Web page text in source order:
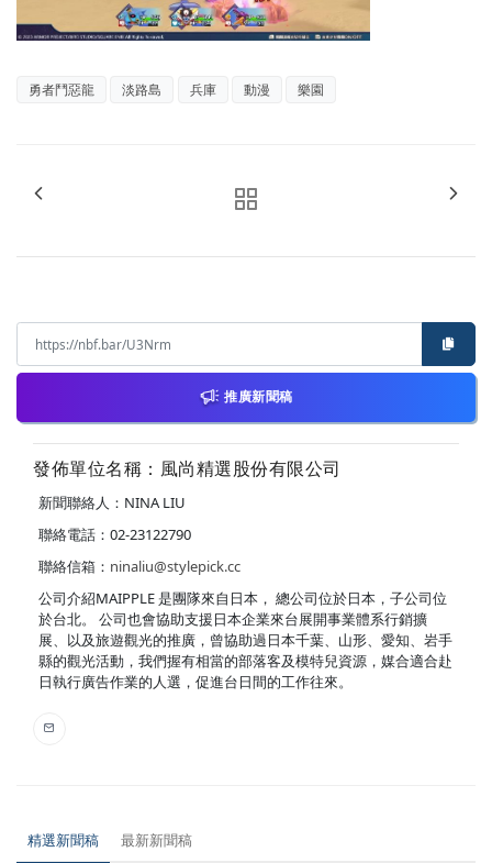
勇者鬥惡龍 淡路島 兵庫 動漫 樂園
推廣新聞稿
發佈單位名稱：風尚精選股份有限公司
新聞聯絡人：NINA LIU
聯絡電話：02-23122790
聯絡信箱： ninaliu@stylepick.cc
公司介紹MAIPPLE 是團隊來自日本， 總公司位於日本，子公司位
於台北。 公司也會協助支援日本企業來台展開事業體系行銷擴
展、以及旅遊觀光的推廣，曾協助過日本千葉、山形、愛知、岩手
縣的觀光活動，我們握有相當的部落客及模特兒資源，媒合適合赴
日執行廣告作業的人選，促進台日間的工作往來。
精選新聞稿 最新新聞稿